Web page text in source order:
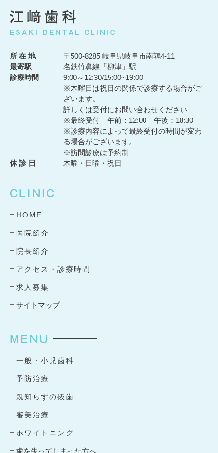
所 在 地
〒500-8285 岐阜県岐阜市南鶉4-11
最寄駅
名鉄竹鼻線「柳津」駅
診療時間
9:00～12:30/15:00~19:00
※木曜日は祝日の関係で診療する場合がご
ざいます。
詳しくは受付にお問い合わせください
※最終受付 午前：12:00 午後：18:30
※診療内容によって最終受付の時間が変わ
る場合がございます。
※訪問診療は予約制
休 診 日
木曜・日曜・祝日
CLINIC
HOME
医院紹介
院長紹介
アクセス・診療時間
求人募集
サイトマップ
MENU
一般・小児歯科
予防治療
親知らずの抜歯
審美治療
ホワイトニング
歯を失ってしまった方へ